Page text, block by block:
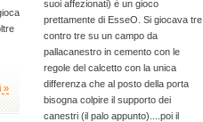
»
suoi affezionati) è un gioco
prettamente di EsseO. Si giocava tre
contro tre su un campo da
pallacanestro in cemento con le
regole del calcetto con la unica
differenza che al posto della porta
bisogna colpire il supporto dei
canestri (il palo appunto)....poi il